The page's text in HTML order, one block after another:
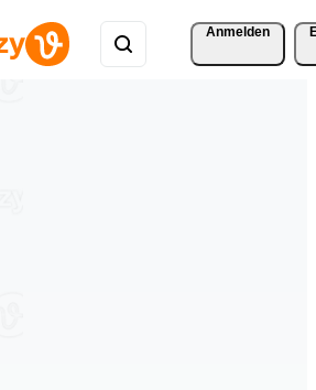
Anmelden